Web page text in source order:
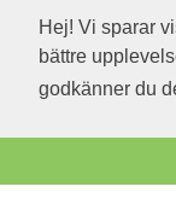
Hej! Vi sparar
bättre
godkänner du